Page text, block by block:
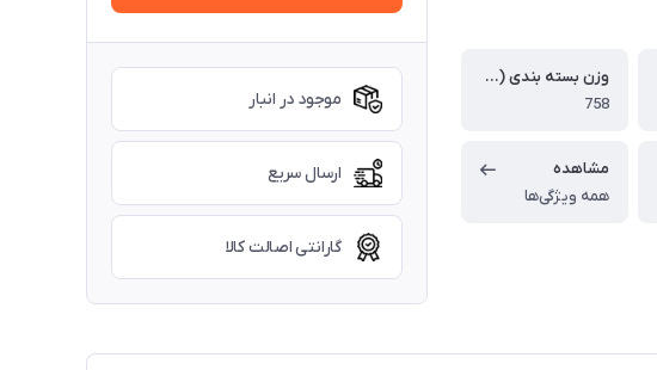
وزن بسته بندی (گرم)
758
مشاهده
همه ویژگی‌ها
موجود در انبار
ارسال سریع
گارانتی اصالت کالا